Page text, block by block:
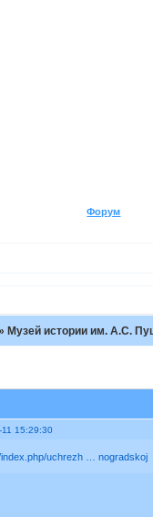
Форум
Музей истории им. А.С.
15:29:30
uchrezh … nogradskoj